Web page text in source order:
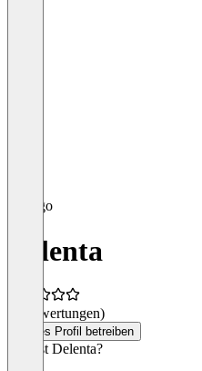
Delenta
(0 Bewertungen)
Dieses Profil betreiben
Was ist Delenta?